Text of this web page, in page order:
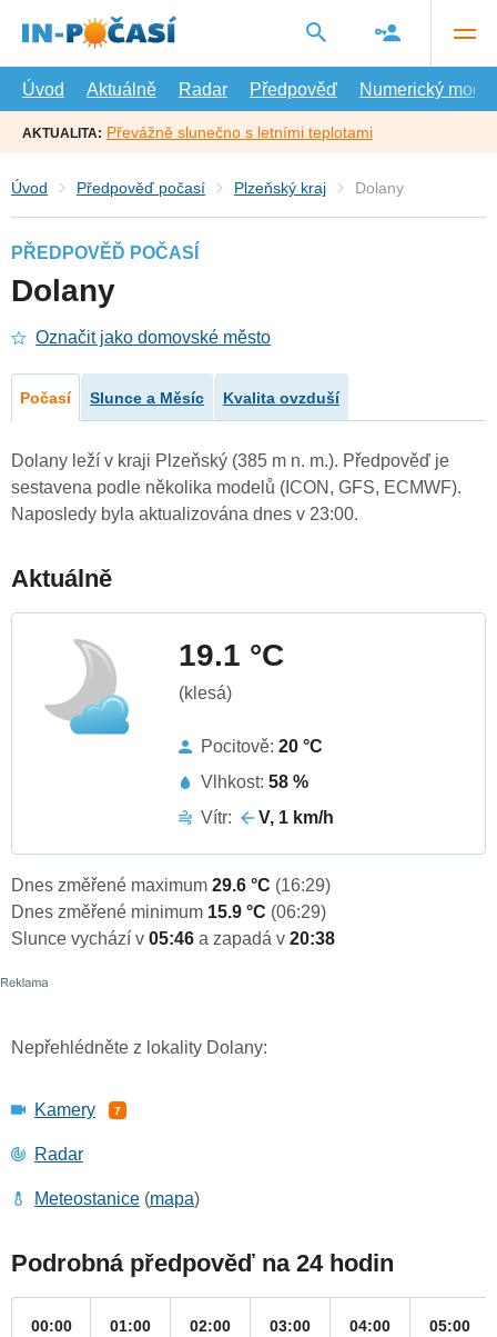
hlavní
Úvod
Aktuálně Radar Předpověď Numerický model
AKTUALITA: Převážně slunečno s letními teplotami
Úvod Předpověď počasí Plzeňský kraj Dolany
PŘEDPOVĚĎ POČASÍ
Dolany
Označit jako domovské město
Počasí Slunce a Měsíc Kvalita ovzduší
Dolany leží v kraji Plzeňský (385 m n. m.). Předpověď je
sestavena podle několika modelů (ICON, GFS, ECMWF).
Naposledy byla aktualizována dnes v 23:00.
Aktuálně
19.1 °C
(klesá)
Pocitově: 20 °C
Vlhkost: 58 %
Vítr:
V, 1 km/h
Dnes změřené maximum 29.6 °C (16:29)
Dnes změřené minimum 15.9 °C (06:29)
Slunce vychází v 05:46 a zapadá v 20:38
Nepřehlédněte z lokality Dolany:
Kamery 7
Radar
Meteostanice (mapa)
Podrobná předpověď na 24 hodin
00:00 01:00 02:00 03:00 04:00 05:00